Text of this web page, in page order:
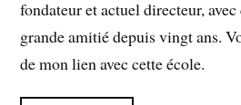
fondateur et actuel directeur,
grande amitié depuis vingt ans.
de mon lien avec cette école.